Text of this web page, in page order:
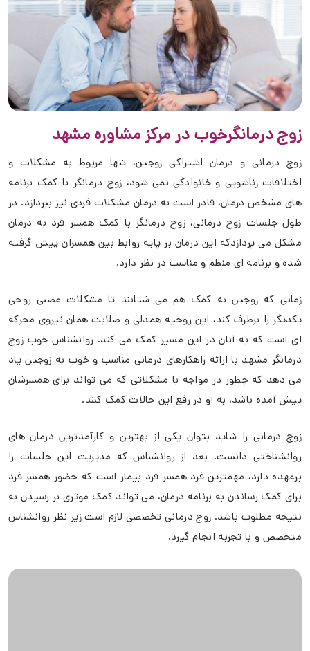
زوج درمانگرخوب در مرکز مشاوره مشهد
زوج درمانی و درمان اشتراکی زوجین، تنها مربوط به مشکلات و
اختلافات زناشویی و خانوادگی نمی شود، زوج درمانگر با کمک برنامه
های مشخص درمان، قادر است به درمان مشکلات فردی نیز بپردازد. در
طول جلسات زوج درمانی، زوج درمانگر با کمک همسر فرد به درمان
مشکل می پردازدکه این درمان بر پایه روابط بین همسران پیش گرفته
شده و برنامه ای منظم و مناسب در نظر دارد.
زمانی که زوجین به کمک هم می شتابند تا مشکلات عصبی روحی
یکدیگر را برطرف کند، این روحیه همدلی و صلابت همان نیروی محرکه
ای است که به آنان در این مسیر کمک می کند. روانشناس خوب زوج
درمانگر مشهد با ارائه راهکارهای درمانی مناسب و خوب به زوجین یاد
می دهد که چطور در مواجه با مشکلاتی که می تواند برای همسرشان
پیش آمده باشد، به او در رفع این حالات کمک کنند.
زوج درمانی را شاید بتوان یکی از بهترین و کارآمدترین درمان های
روانشناختی دانست. بعد از روانشناس که مدیریت این جلسات را
برعهده دارد، مهمترین فرد همسر فرد بیمار است که حضور همسر فرد
برای کمک رساندن به برنامه درمان، می تواند کمک موثری بر رسیدن به
نتیجه مطلوب باشد. زوج درمانی تخصصی لازم است زیر نظر روانشناس
متخصص و با تجربه انجام گیرد.